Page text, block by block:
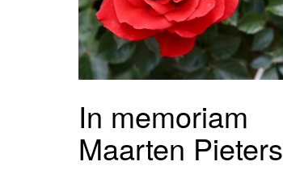
In memoriam
Maarten Pieters